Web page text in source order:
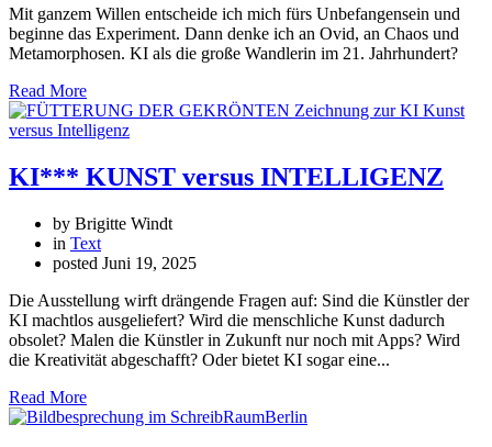
Mit ganzem Willen entscheide ich mich fürs Unbefangensein und
beginne das Experiment. Dann denke ich an Ovid, an Chaos und
Metamorphosen. KI als die große Wandlerin im 21. Jahrhundert?
Read More
KI*** KUNST versus INTELLIGENZ
by Brigitte Windt
in Text
posted Juni 19, 2025
Die Ausstellung wirft drängende Fragen auf: Sind die Künstler der
KI machtlos ausgeliefert? Wird die menschliche Kunst dadurch
obsolet? Malen die Künstler in Zukunft nur noch mit Apps? Wird
die Kreativität abgeschafft? Oder bietet KI sogar eine...
Read More